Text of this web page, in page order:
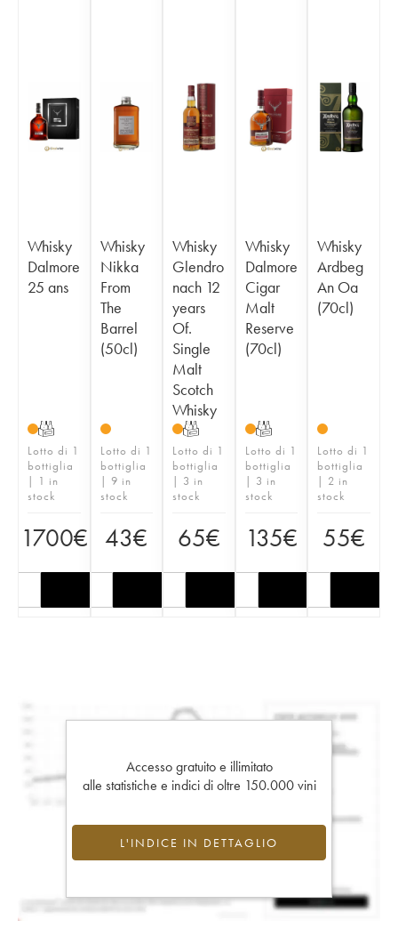
Whisky
Dalmore
25 ans
T
Lotto di 1
bottiglia
| 1 in
stock
1700€
Whisky
Nikka
From
The
Barrel
(50cl)
Lotto di 1
bottiglia
| 9 in
stock
43€
Whisky
Glendro
nach 12
years
Of.
Single
Malt
Scotch
Whisky
T
Lotto di 1
bottiglia
| 3 in
stock
65€
Whisky
Dalmore
Cigar
Malt
Reserve
(70cl)
T
Lotto di 1
bottiglia
| 3 in
stock
135€
Whisky
Ardbeg
An Oa
(70cl)
Lotto di 1
bottiglia
| 2 in
stock
55€
Accesso gratuito e illimitato
alle statistiche e indici di oltre 150.000 vini
L'INDICE IN DETTAGLIO